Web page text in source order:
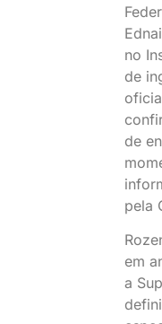
no
de
de
pela
em
a